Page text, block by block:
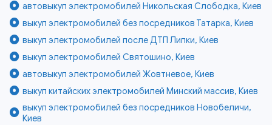
автовыкуп электромобилей Никольская Слободка, Киев
выкуп электромобилей без посредников Татарка, Киев
выкуп электромобилей после ДТП Липки, Киев
выкуп электромобилей Святошино, Киев
автовыкуп электромобилей Жовтневое, Киев
выкуп китайских электромобилей Минский массив, Киев
выкуп электромобилей без посредников Новобеличи,
Киев